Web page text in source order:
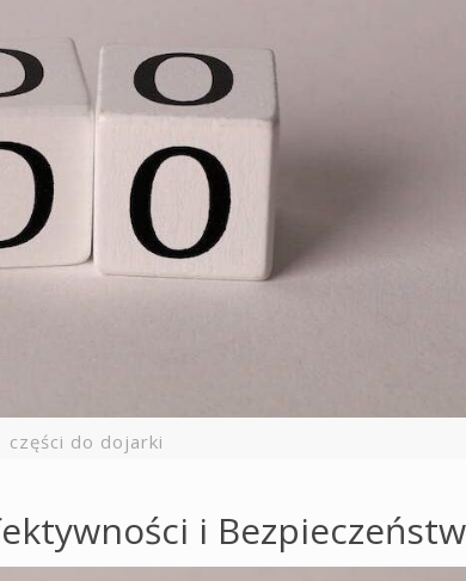
części do dojarki
i